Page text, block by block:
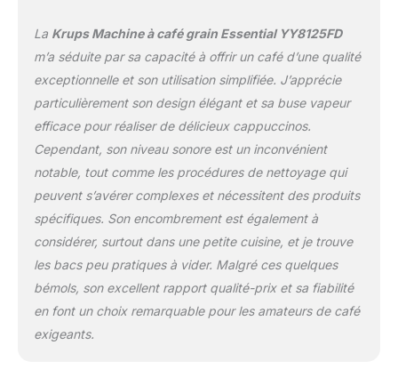
NETTOYAGE 100%
AUTOMATIQUE, 0%
D'EFFORT : Une pastille
3x/an environ, sans rien
à démonter dans la
machine. Rinçage interne
après chaque café.
RÉPARABILITÉ 15 ANS
réparable dans notre
réseau de 6200
réparateurs dans le
monde pour prolonger
La Krups Machine à café grain Essential YY8125FD
m’a séduite par sa capacité à offrir un café d’une qualité
exceptionnelle et son utilisation simplifiée. J’apprécie
particulièrement son design élégant et sa buse vapeur
efficace pour réaliser de délicieux cappuccinos.
Cependant, son niveau sonore est un inconvénient
notable, tout comme les procédures de nettoyage qui
peuvent s’avérer complexes et nécessitent des produits
spécifiques. Son encombrement est également à
considérer, surtout dans une petite cuisine, et je trouve
les bacs peu pratiques à vider. Malgré ces quelques
bémols, son excellent rapport qualité-prix et sa fiabilité
en font un choix remarquable pour les amateurs de café
exigeants.